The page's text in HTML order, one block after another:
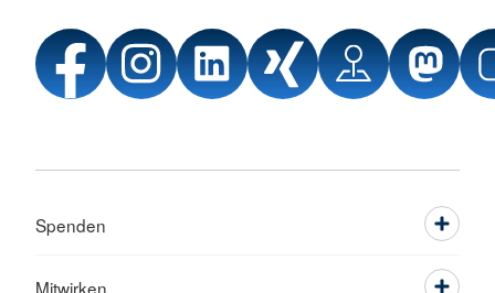
Spenden
Mitwirken